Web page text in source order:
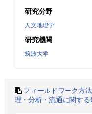
研究分野
人文地理学
研究機関
筑波大学
フィールドワーク方
理・分析・流通に関す